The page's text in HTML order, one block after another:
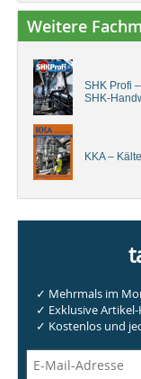
Weitere
SHK Profi
SHK-
KKA –
✓ Mehrmals im
✓ Exklusive
✓ Kostenlos und